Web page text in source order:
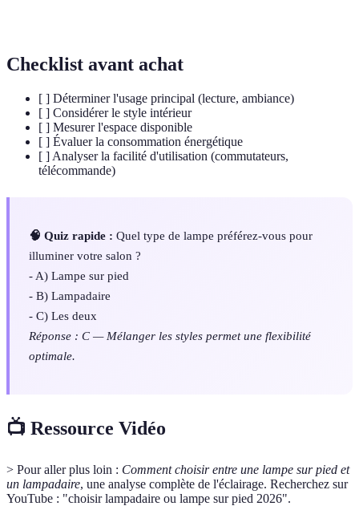
Checklist avant achat
[ ] Déterminer l'usage principal (lecture, ambiance)
[ ] Considérer le style intérieur
[ ] Mesurer l'espace disponible
[ ] Évaluer la consommation énergétique
[ ] Analyser la facilité d'utilisation (commutateurs,
télécommande)
🧠 Quiz rapide : Quel type de lampe préférez-vous pour
illuminer votre salon ?
- A) Lampe sur pied
- B) Lampadaire
- C) Les deux
Réponse : C — Mélanger les styles permet une flexibilité
optimale.
📺 Ressource Vidéo
> Pour aller plus loin : Comment choisir entre une lampe sur pied et
un lampadaire, une analyse complète de l'éclairage. Recherchez sur
YouTube : "choisir lampadaire ou lampe sur pied 2026".